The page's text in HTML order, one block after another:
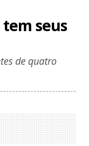
seus
de quatro